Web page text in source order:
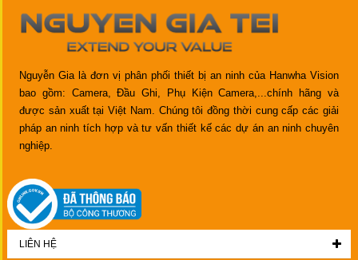
Nguyễn Gia là đơn vị phân phối thiết bị an ninh của Hanwha Vision
bao gồm: Camera, Đầu Ghi, Phụ Kiện Camera,...chính hãng và
được sản xuất tại Việt Nam. Chúng tôi đồng thời cung cấp các giải
pháp an ninh tích hợp và tư vấn thiết kế các dự án an ninh chuyên
nghiệp.
LIÊN HỆ